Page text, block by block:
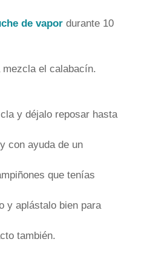
de vapor durante 10
el calabacín.
y déjalo reposar hasta
con ayuda de un
que tenías
y aplástalo bien para
también.